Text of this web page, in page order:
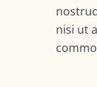
nisi ut